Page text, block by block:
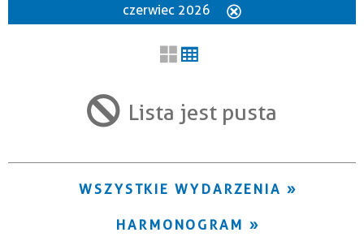
Trwające w zakresie
czerwiec 2026
Lista jest pusta
WSZYSTKIE WYDARZENIA
HARMONOGRAM